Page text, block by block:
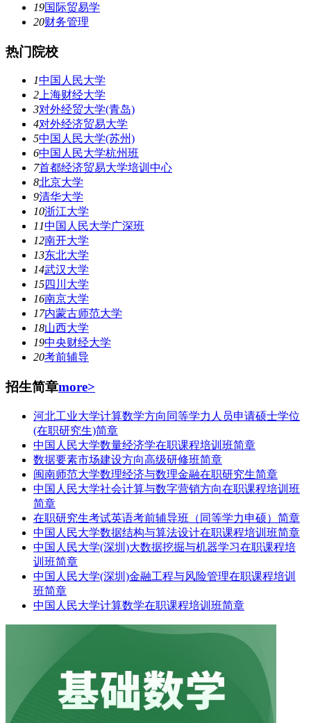
19国际贸易学
20财务管理
热门院校
1中国人民大学
2上海财经大学
3对外经贸大学(青岛)
4对外经济贸易大学
5中国人民大学(苏州)
6中国人民大学杭州班
7首都经济贸易大学培训中心
8北京大学
9清华大学
10浙江大学
11中国人民大学广深班
12南开大学
13东北大学
14武汉大学
15四川大学
16南京大学
17内蒙古师范大学
18山西大学
19中央财经大学
20考前辅导
招生简章more>
河北工业大学计算数学方向同等学力人员申请硕士学位
(在职研究生)简章
中国人民大学数量经济学在职课程培训班简章
数据要素市场建设方向高级研修班简章
闽南师范大学数理经济与数理金融在职研究生简章
中国人民大学社会计算与数字营销方向在职课程培训班
简章
在职研究生考试英语考前辅导班（同等学力申硕）简章
中国人民大学数据结构与算法设计在职课程培训班简章
中国人民大学(深圳)大数据挖掘与机器学习在职课程培
训班简章
中国人民大学(深圳)金融工程与风险管理在职课程培训
班简章
中国人民大学计算数学在职课程培训班简章